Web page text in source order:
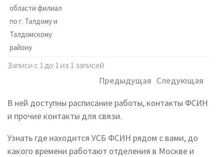
области филиал
по г. Талдому и
Талдомскому
району
Записи с 1 до 1 из 1 записей
Предыдущая Следующая
В ней доступны расписание работы, контакты ФСИН
и прочие контакты для связи.
Узнать где находится УСБ ФСИН рядом с вами, до
какого времени работают отделения в Москве и